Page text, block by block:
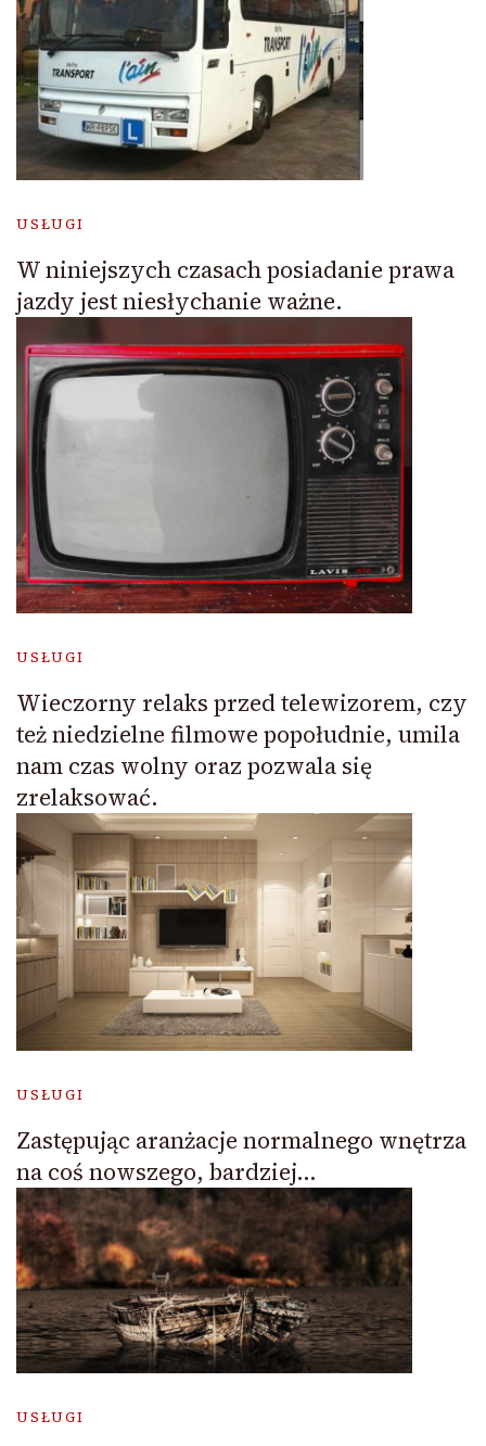
USŁUGI
W niniejszych czasach posiadanie prawa
jazdy jest niesłychanie ważne.
USŁUGI
Wieczorny relaks przed telewizorem, czy
też niedzielne filmowe popołudnie, umila
nam czas wolny oraz pozwala się
zrelaksować.
USŁUGI
Zastępując aranżacje normalnego wnętrza
na coś nowszego, bardziej…
USŁUGI